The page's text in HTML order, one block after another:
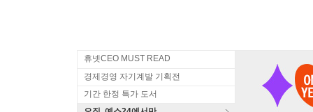
휴넷CEO MUST READ
경제경영 자기계발 기획전
기간 한정 특가 도서